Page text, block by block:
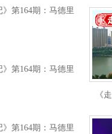
第164期：马德里
第164期：马德里
第164期：马德里
《